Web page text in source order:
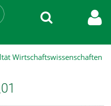
Wirtschaftswissenschaften